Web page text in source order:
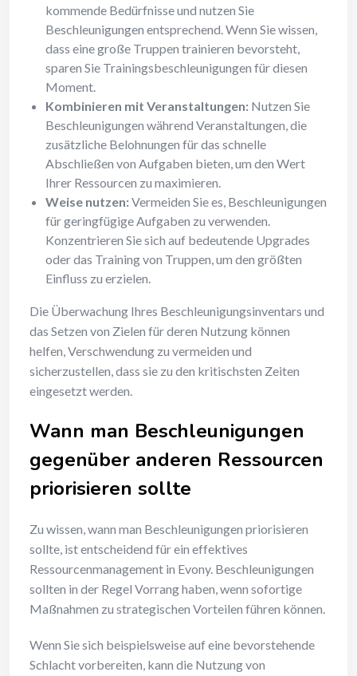
kommende Bedürfnisse und nutzen Sie
Beschleunigungen entsprechend. Wenn Sie wissen,
dass eine große Truppen trainieren bevorsteht,
sparen Sie Trainingsbeschleunigungen für diesen
Moment.
Kombinieren mit Veranstaltungen: Nutzen Sie
Beschleunigungen während Veranstaltungen, die
zusätzliche Belohnungen für das schnelle
Abschließen von Aufgaben bieten, um den Wert
Ihrer Ressourcen zu maximieren.
Weise nutzen:Vermeiden Sie es, Beschleunigungen
für geringfügige Aufgaben zu verwenden.
Konzentrieren Sie sich auf bedeutende Upgrades
oder das Training von Truppen, um den größten
Einfluss zu erzielen.
Die Überwachung Ihres Beschleunigungsinventars und
das Setzen von Zielen für deren Nutzung können
helfen, Verschwendung zu vermeiden und
sicherzustellen, dass sie zu den kritischsten Zeiten
eingesetzt werden.
Wann man Beschleunigungen
gegenüber anderen Ressourcen
priorisieren sollte
Zu wissen, wann man Beschleunigungen priorisieren
sollte, ist entscheidend für ein effektives
Ressourcenmanagement in Evony. Beschleunigungen
sollten in der Regel Vorrang haben, wenn sofortige
Maßnahmen zu strategischen Vorteilen führen können.
Wenn Sie sich beispielsweise auf eine bevorstehende
Schlacht vorbereiten, kann die Nutzung von